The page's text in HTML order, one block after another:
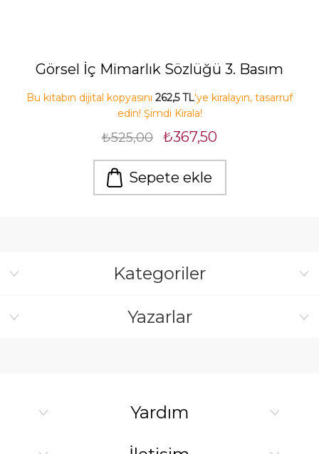
Görsel İç Mimarlık Sözlüğü 3. Basım
Bu kitabın dijital kopyasını 262,5 TL'ye kiralayın, tasarruf
edin! Şimdi Kirala!
₺525,00 ₺367,50
Sepete ekle
Kategoriler
Yazarlar
Yardım